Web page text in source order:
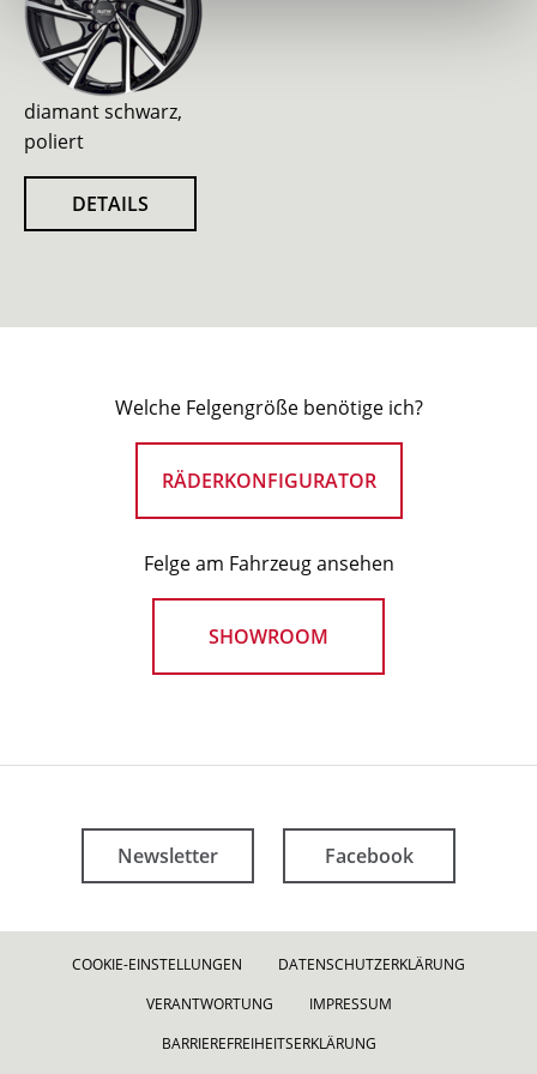
diamant schwarz,
poliert
DETAILS
Welche Felgengröße benötige ich?
RÄDERKONFIGURATOR
Felge am Fahrzeug ansehen
SHOWROOM
Newsletter Facebook
COOKIE-EINSTELLUNGEN
DATENSCHUTZERKLÄRUNG
VERANTWORTUNG
IMPRESSUM
BARRIEREFREIHEITSERKLÄRUNG